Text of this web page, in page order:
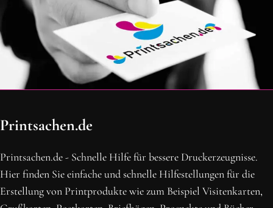
OH SCHON AM ENDE ANGEKOMMEN
BLEIBE MIT UNS IN VERBINDUNG!
Erhalte die neusten Beiträge, sichere dir Top-Angebote und
abonniere unseren Newsletter.
NEWSLETTER ABONNIEREN
Printsachen.de
Printsachen.de - Schnelle Hilfe für bessere Druckerzeugnisse.
Hier finden Sie einfache und schnelle Hilfestellungen für die
Erstellung von Printprodukte wie zum Beispiel Visitenkarten,